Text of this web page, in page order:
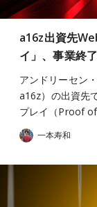
a16z出資先
イ」、事業終
アンドリーセン
a16z）の出資先
プレイ（Proof
一本寿和